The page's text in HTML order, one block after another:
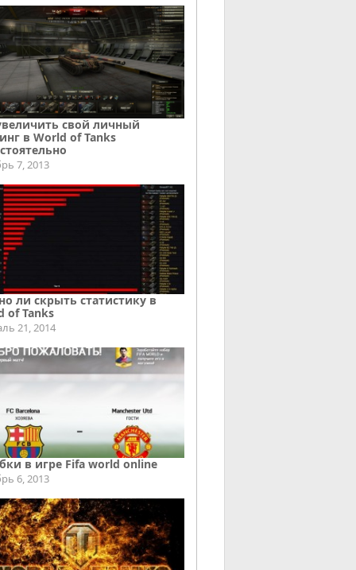
свой личный
в World of Tanks
7, 2013
ли скрыть статистику в
of Tanks
21, 2014
в игре Fifa world online
6, 2013